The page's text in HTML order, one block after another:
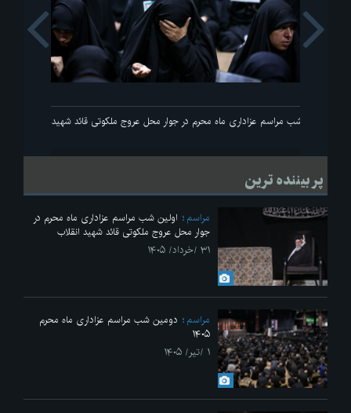
اولین شب مراسم عزاداری ماه محرم در جوار محل عروج ملکوتی قائد شهید شهید انقلاب
Next
پر بیننده ترین
مراسم
اولین شب مراسم عزاداری ماه محرم در
جوار محل عروج ملکوتی قائد شهید انقلاب
۳۱ /خرداد/ ۱۴۰۵
مراسم
دومین شب مراسم عزاداری ماه محرم
۱۴۰۵
۱ /تیر/ ۱۴۰۵